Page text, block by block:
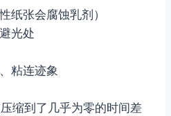
纸张会腐蚀乳剂）
光处
粘连迹象
缩到了几乎为零的时间差